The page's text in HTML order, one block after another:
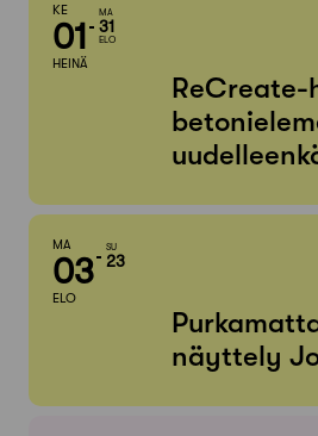
KE
01
HEINÄ
MA
31
ELO
ReCreate-
MA
03
ELO
SU
23
näyttely